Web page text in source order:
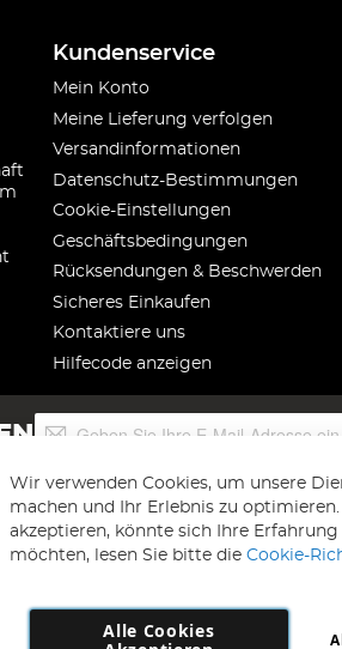
Kundenservice
Mein Konto
Meine Lieferung verfolgen
Versandinformationen
Datenschutz-Bestimmungen
Cookie-Einstellungen
Geschäftsbedingungen
Rücksendungen & Beschwerden
Sicheres Einkaufen
Kontaktiere uns
Hilfecode anzeigen
für
unseren
Newsletter
an:
Copyright 1997 - 2026
Wir verwenden Cookies, um unsere
machen und Ihr Erlebnis zu
akzeptieren, könnte sich Ihre
möchten, lesen Sie bitte die Cookie-
Alle Cookies